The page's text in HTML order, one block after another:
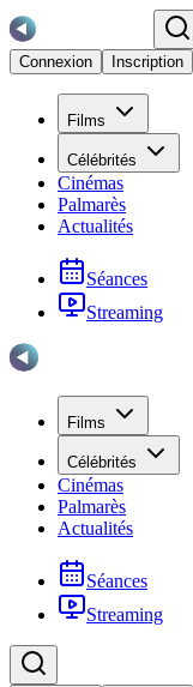
Connexion
Inscription
Films
Célébrités
Cinémas
Palmarès
Actualités
Séances
Streaming
Films
Célébrités
Cinémas
Palmarès
Actualités
Séances
Streaming